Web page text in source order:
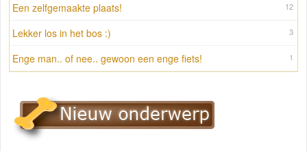
12
Een zelfgemaakte plaats!
3
Lekker los in het bos :)
1
Enge man.. of nee.. gewoon een enge fiets!